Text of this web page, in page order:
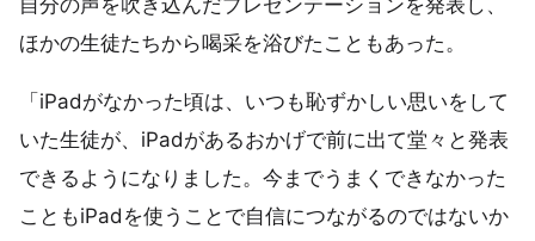
ほかの生徒たちから喝采を浴びたこともあった。
「iPadがなかった頃は、いつも恥ずかしい思いをして
いた生徒が、iPadがあるおかげで前に出て堂々と発表
できるようになりました。今までうまくできなかった
こともiPadを使うことで自信につながるのではないか